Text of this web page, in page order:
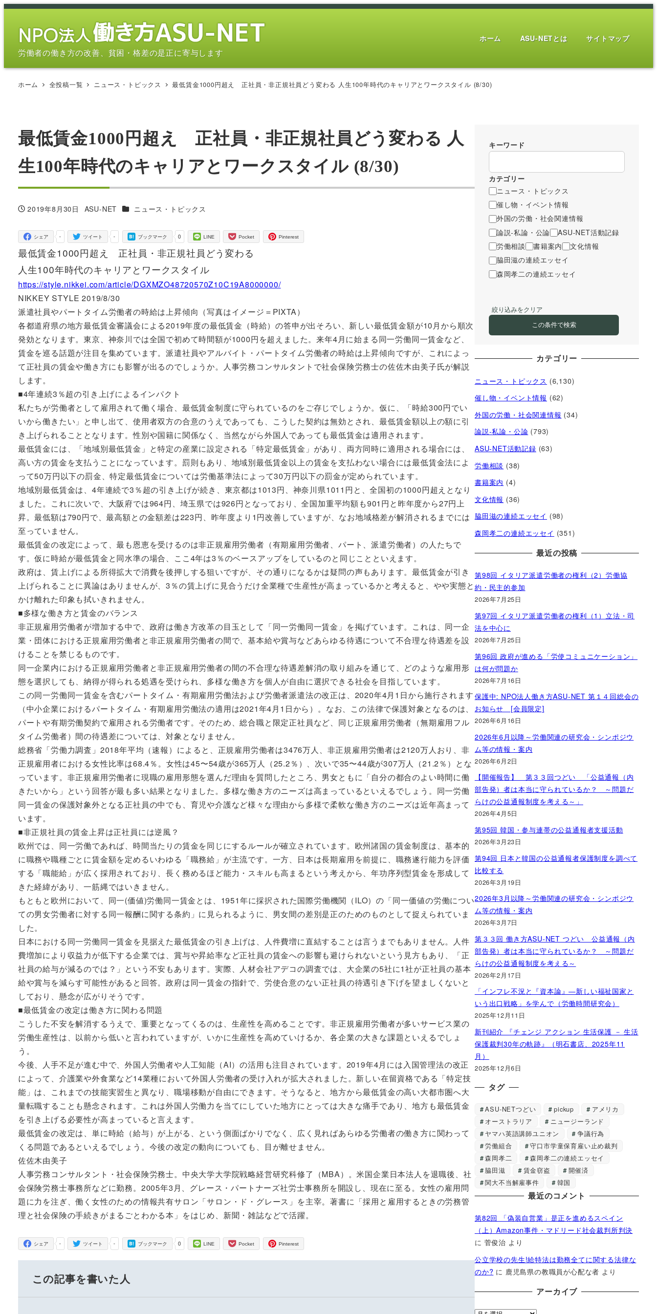
メ
労働者の働き方の改善、貧困・格差の是正に寄与します
ホーム ASU-NETとは サイトマップ
ホーム 全投稿一覧 ニュース・トピックス 最低賃金1000円超え 正社員・非正規社員どう変わる 人生100年時代のキャリアとワークスタイル (8/30)
最低賃金1000円超え 正社員・非正規社員どう変わる 人
生100年時代のキャリアとワークスタイル (8/30)
投稿日
2019年8月30日
著
ASU-NET カテゴリー
ニュース・トピックス
-
シェア -
ツイート 0
ブックマーク LINE Pocket Pinterest
最低賃金1000円超え 正社員・非正規社員どう変わる
人生100年時代のキャリアとワークスタイル
https://style.nikkei.com/article/DGXMZO48720570Z10C19A8000000/
NIKKEY STYLE 2019/8/30
派遣社員やパートタイム労働者の時給は上昇傾向（写真はイメージ＝PIXTA）
各都道府県の地方最低賃金審議会による2019年度の最低賃金（時給）の答申が出そろい、新しい最低賃金額が10月から順次
発効となります。東京、神奈川では全国で初めて時間額が1000円を超えました。来年4月に始まる同一労働同一賃金など、
賃金を巡る話題が注目を集めています。派遣社員やアルバイト・パートタイム労働者の時給は上昇傾向ですが、これによっ
て正社員の賃金や働き方にも影響が出るのでしょうか。人事労務コンサルタントで社会保険労務士の佐佐木由美子氏が解説
します。
■4年連続3％超の引き上げによるインパクト
私たちが労働者として雇用されて働く場合、最低賃金制度に守られているのをご存じでしょうか。仮に、「時給300円でい
いから働きたい」と申し出て、使用者双方の合意のうえであっても、こうした契約は無効とされ、最低賃金額以上の額に引
き上げられることとなります。性別や国籍に関係なく、当然ながら外国人であっても最低賃金は適用されます。
最低賃金には、「地域別最低賃金」と特定の産業に設定される「特定最低賃金」があり、両方同時に適用される場合には、
高い方の賃金を支払うことになっています。罰則もあり、地域別最低賃金以上の賃金を支払わない場合には最低賃金法によ
って50万円以下の罰金、特定最低賃金については労働基準法によって30万円以下の罰金が定められています。
地域別最低賃金は、4年連続で3％超の引き上げが続き、東京都は1013円、神奈川県1011円と、全国初の1000円超えとなり
ました。これに次いで、大阪府では964円、埼玉県では926円となっており、全国加重平均額も901円と昨年度から27円上
昇。最低額は790円で、最高額との金額差は223円、昨年度より1円改善していますが、なお地域格差が解消されるまでには
至っていません。
最低賃金の改定によって、最も恩恵を受けるのは非正規雇用労働者（有期雇用労働者、パート、派遣労働者）の人たちで
す。仮に時給が最低賃金と同水準の場合、ここ4年は3％のベースアップをしているのと同じことといえます。
政府は、賃上げによる所得拡大で消費を後押しする狙いですが、その通りになるかは疑問の声もあります。最低賃金が引き
上げられることに異論はありませんが、3％の賃上げに見合うだけ全業種で生産性が高まっているかと考えると、やや実態と
かけ離れた印象も拭いきれません。
■多様な働き方と賃金のバランス
非正規雇用労働者が増加する中で、政府は働き方改革の目玉として「同一労働同一賃金」を掲げています。これは、同一企
業・団体における正規雇用労働者と非正規雇用労働者の間で、基本給や賞与などあらゆる待遇について不合理な待遇差を設
けることを禁じるものです。
同一企業内における正規雇用労働者と非正規雇用労働者の間の不合理な待遇差解消の取り組みを通じて、どのような雇用形
態を選択しても、納得が得られる処遇を受けられ、多様な働き方を個人が自由に選択できる社会を目指しています。
この同一労働同一賃金を含むパートタイム・有期雇用労働法および労働者派遣法の改正は、2020年4月1日から施行されます
（中小企業におけるパートタイム・有期雇用労働法の適用は2021年4月1日から）。なお、この法律で保護対象となるのは、
パートや有期労働契約で雇用される労働者です。そのため、総合職と限定正社員など、同じ正規雇用労働者（無期雇用フル
タイム労働者）間の待遇差については、対象となりません。
総務省「労働力調査」2018年平均（速報）によると、正規雇用労働者は3476万人、非正規雇用労働者は2120万人おり、非
正規雇用者における女性比率は68.4％。女性は45〜54歳が365万人（25.2％）、次いで35〜44歳が307万人（21.2％）とな
っています。非正規雇用労働者に現職の雇用形態を選んだ理由を質問したところ、男女ともに「自分の都合のよい時間に働
きたいから」という回答が最も多い結果となりました。多様な働き方のニーズは高まっているといえるでしょう。同一労働
同一賃金の保護対象外となる正社員の中でも、育児や介護など様々な理由から多様で柔軟な働き方のニーズは近年高まって
います。
■非正規社員の賃金上昇は正社員には逆風？
欧州では、同一労働であれば、時間当たりの賃金を同じにするルールが確立されています。欧州諸国の賃金制度は、基本的
に職務や職種ごとに賃金額を定めるいわゆる「職務給」が主流です。一方、日本は長期雇用を前提に、職務遂行能力を評価
する「職能給」が広く採用されており、長く務めるほど能力・スキルも高まるという考えから、年功序列型賃金を形成して
きた経緯があり、一筋縄ではいきません。
もともと欧州において、同一(価値)労働同一賃金とは、1951年に採択された国際労働機関（ILO）の「同一価値の労働につい
ての男女労働者に対する同一報酬に関する条約」に見られるように、男女間の差別是正のためのものとして捉えられていま
した。
日本における同一労働同一賃金を見据えた最低賃金の引き上げは、人件費増に直結することは言うまでもありません。人件
費増加により収益力が低下する企業では、賞与や昇給率など正社員の賃金への影響も避けられないという見方もあり、「正
社員の給与が減るのでは？」という不安もあります。実際、人材会社アデコの調査では、大企業の5社に1社が正社員の基本
給や賞与を減らす可能性があると回答。政府は同一賃金の指針で、労使合意のない正社員の待遇引き下げを望ましくないと
しており、懸念が広がりそうです。
■最低賃金の改定は働き方に関わる問題
こうした不安を解消するうえで、重要となってくるのは、生産性を高めることです。非正規雇用労働者が多いサービス業の
労働生産性は、以前から低いと言われていますが、いかに生産性を高めていけるか、各企業の大きな課題といえるでしょ
う。
今後、人手不足が進む中で、外国人労働者や人工知能（AI）の活用も注目されています。2019年4月には入国管理法の改正
によって、介護業や外食業など14業種において外国人労働者の受け入れが拡大されました。新しい在留資格である「特定技
能」は、これまでの技能実習生と異なり、職場移動が自由にできます。そうなると、地方から最低賃金の高い大都市圏へ大
量転職することも懸念されます。これは外国人労働力を当てにしていた地方にとっては大きな痛手であり、地方も最低賃金
を引き上げる必要性が高まっていると言えます。
最低賃金の改定は、単に時給（給与）が上がる、という側面ばかりでなく、広く見ればあらゆる労働者の働き方に関わって
くる問題であるといえるでしょう。今後の改定の動向についても、目が離せません。
佐佐木由美子
人事労務コンサルタント・社会保険労務士。中央大学大学院戦略経営研究科修了（MBA）。米国企業日本法人を退職後、社
会保険労務士事務所などに勤務。2005年3月、グレース・パートナーズ社労士事務所を開設し、現在に至る。女性の雇用問
題に力を注ぎ、働く女性のための情報共有サロン「サロン・ド・グレース」を主宰。著書に「採用と雇用するときの労務管
理と社会保険の手続きがまるごとわかる本」をはじめ、新聞・雑誌などで活躍。
-
シェア -
ツイート 0
ブックマーク LINE Pocket Pinterest
この記事を書いた人
キーワード
カテゴリー
ニュース・トピックス
催し物・イベント情報
外国の労働・社会関連情報
論説-私論・公論
ASU-NET活動記録
労働相談
書籍案内
文化情報
脇田滋の連続エッセイ
森岡孝二の連続エッセイ
絞り込みをクリア
この条件で検索
カテゴリー
ニュース・トピックス (6,130)
催し物・イベント情報 (62)
外国の労働・社会関連情報 (34)
論説-私論・公論 (793)
ASU-NET活動記録 (63)
労働相談 (38)
書籍案内 (4)
文化情報 (36)
脇田滋の連続エッセイ (98)
森岡孝二の連続エッセイ (351)
最近の投稿
第98回 イタリア派遣労働者の権利（2）労働協
約・民主的参加
2026年7月25日
第97回 イタリア派遣労働者の権利（1）立法・司
法を中心に
2026年7月25日
第96回 政府が進める「労使コミュニケーション」
は何が問題か
2026年7月16日
保護中: NPO法人働き方ASU-NET 第１４回総会の
お知らせ [会員限定]
2026年6月16日
2026年6月以降～労働関連の研究会・シンポジウ
ム等の情報・案内
2026年6月2日
【開催報告】 第３３回つどい 「公益通報（内
部告発）者は本当に守られているか？ ～問題だ
らけの公益通報制度を考える～」
2026年4月5日
第95回 韓国・参与連帯の公益通報者支援活動
2026年3月23日
第94回 日本と韓国の公益通報者保護制度を調べて
比較する
2026年3月19日
2026年3月以降～労働関連の研究会・シンポジウ
ム等の情報・案内
2026年3月7日
第３３回 働き方ASU-NET つどい 公益通報（内
部告発）者は本当に守られているか？ ～問題だ
らけの公益通報制度を考える～
2026年2月17日
「インフレ不況と『資本論』―新しい福祉国家と
いう出口戦略」を学んで（労働時間研究会）
2025年12月11日
新刊紹介 『チェンジ アクション 生活保護 － 生活
保護裁判30年の軌跡』（明石書店、2025年11
月）
2025年12月6日
タグ
ASU-NETつどい pickup
アメリカ
オーストラリア
ニュージーランド
ヤマハ英語講師ユニオン
争議行為
労働組合
守口市学童保育雇い止め裁判
森岡孝二
森岡孝二の連続エッセイ
脇田滋
賃金窃盗
開催済
関大不当解雇事件
韓国
最近のコメント
第82回 「偽装自営業」是正を進めるスペイン
（上）Amazon事件・マドリード社会裁判所判決
に 菅俊治 より
公立学校の先生!給特法は勤務全てに関する法律な
のか? に 鹿児島県の教職員が心配な者 より
アーカイブ